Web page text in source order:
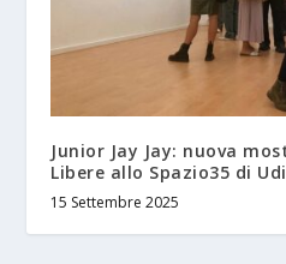
Junior Jay Jay: nuova
Libere allo Spazio35 di
15 Settembre 2025